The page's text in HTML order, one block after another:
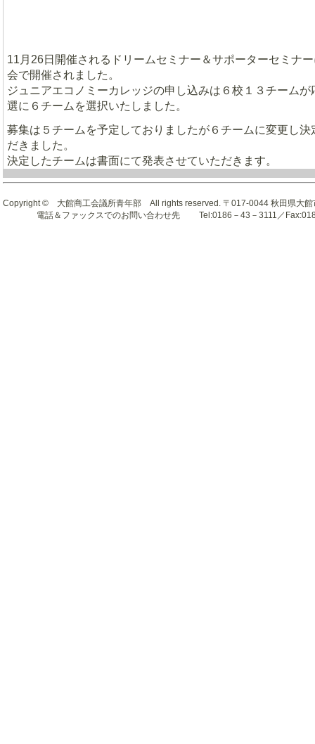
11月26日開催されるドリームセミナー＆サポーターセミナ
会で開催されました。
ジュニアエコノミーカレッジの申し込みは６校１３チームが
選に６チームを選択いたしました。
募集は５チームを予定しておりましたが６チームに変更し決
だきました。
決定したチームは書面にて発表させていただきます。
Copyright © 大館商工会議所青年部 All rights reserved. 〒017-0044 秋田県大
電話＆ファックスでのお問い合わせ先 Tel:0186－43－3111／